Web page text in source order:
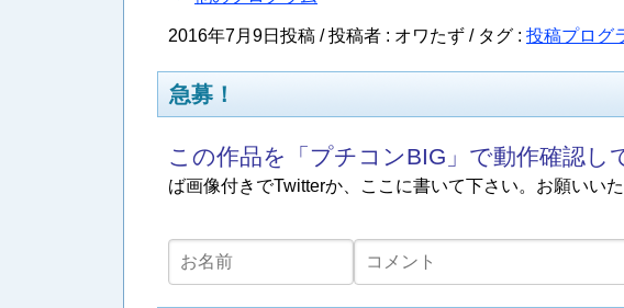
2016年7月9日投稿 / 投稿者 : オワたず / タグ : 投稿プログ
急募！
この作品を「プチコンBIG」で動作確認し
ば画像付きでTwitterか、ここに書いて下さい。お願いい